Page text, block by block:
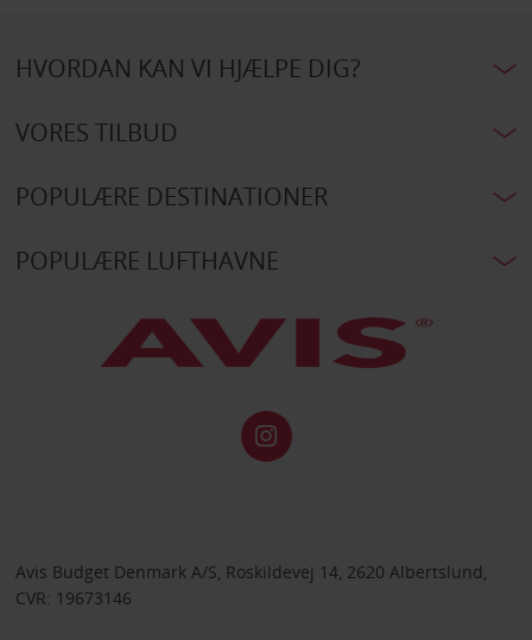
HVORDAN KAN VI HJÆLPE DIG?
VORES TILBUD
POPULÆRE DESTINATIONER
POPULÆRE LUFTHAVNE
Avis Budget Denmark A/S, Roskildevej 14, 2620 Albertslund,
CVR: 19673146